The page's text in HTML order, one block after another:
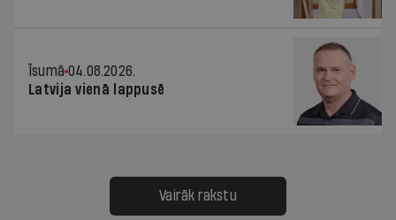
Īsumā 04.08.2026.
Latvija vienā lappusē
Vairāk rakstu